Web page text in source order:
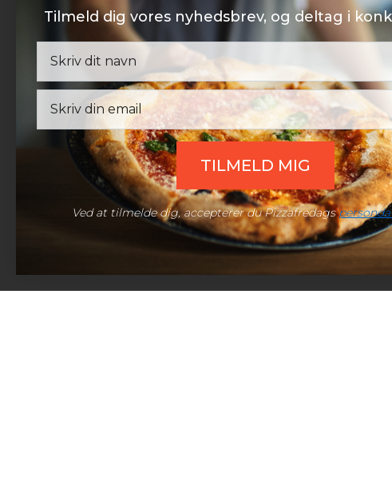
Helligdage:08:00 – 20:00
Afhentning – Viborg
Man – Fre:07:30 – 15:00
Udenfor åbningstid: Efter aftale
Telefon:
(+45) 60 98 10 10
support@pizzafredag.dk
Åben chat
Tilmeld dig vores nyhedsbrev, og deltag i
TILMELD MIG
Ved at tilmelde dig, accepterer du Pizzafredags